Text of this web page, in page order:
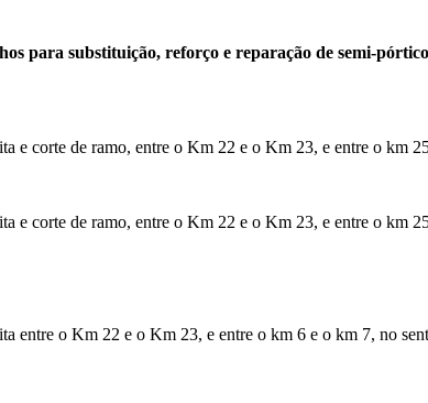
para substituição, reforço e reparação de semi-
e corte de ramo, entre o Km 22 e o Km 23, e entre o km
e corte de ramo, entre o Km 22 e o Km 23, e entre o km
entre o Km 22 e o Km 23, e entre o km 6 e o km 7, no